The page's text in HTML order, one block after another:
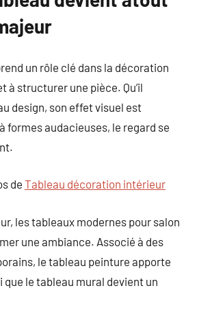
un rôle clé dans la décoration
à structurer une pièce. Qu’il
design, son effet visuel est
formes audacieuses, le regard se
de Tableau décoration intérieur
les tableaux modernes pour salon
une ambiance. Associé à des
le tableau peinture apporte
que le tableau mural devient un